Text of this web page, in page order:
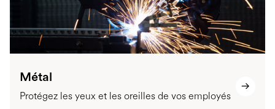
Métal
Protégez les yeux et les oreilles de vos employés